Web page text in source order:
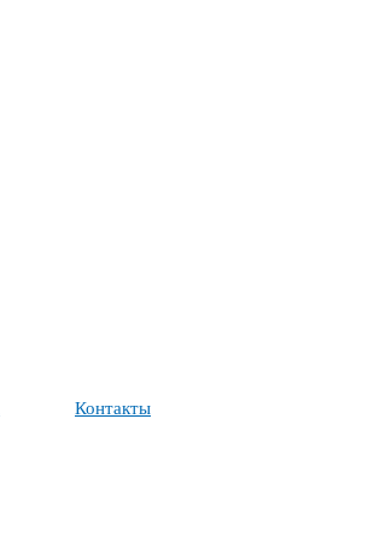
Контакты